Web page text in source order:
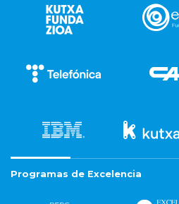
Programas de Excelencia